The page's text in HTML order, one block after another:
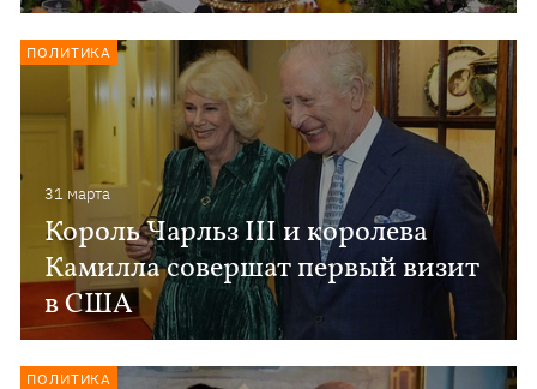
31 марта
Король Чарльз ІІІ и королева
Камилла совершат первый визит
в США
ПОЛИТИКА
ПОЛИТИКА